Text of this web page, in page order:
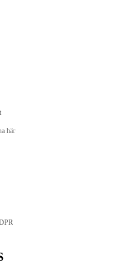
här